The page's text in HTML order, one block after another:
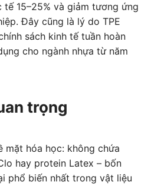
15–25% và giảm tương ứng
Đây cũng là lý do TPE
sách kinh tế tuần hoàn
cho ngành nhựa từ năm
trọng
mặt hóa học: không chứa
hay protein Latex – bốn
phổ biến nhất trong vật liệu